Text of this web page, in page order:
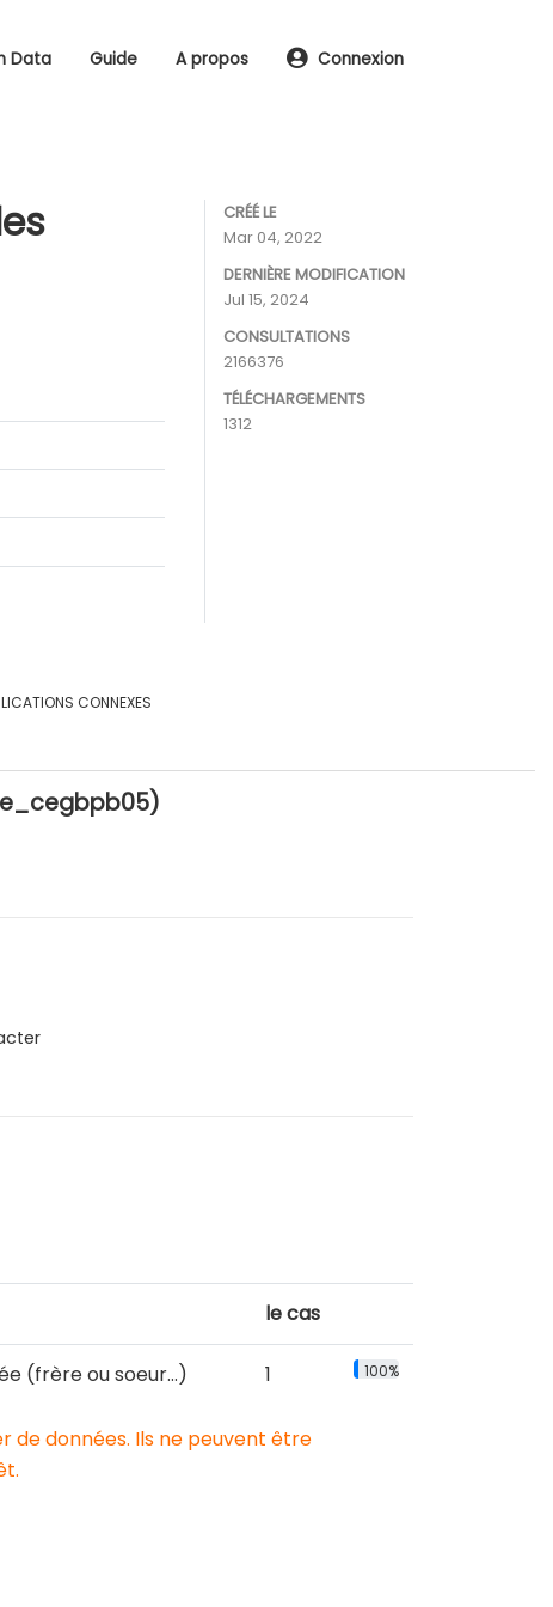
Data Guide A propos Connexion
CRÉÉ LE
Mar 04, 2022
DERNIÈRE MODIFICATION
Jul 15, 2024
CONSULTATIONS
2166376
TÉLÉCHARGEMENTS
1312
CONNEXES
le cas
(frère ou soeur...) 1 100%
de données. Ils ne peuvent être